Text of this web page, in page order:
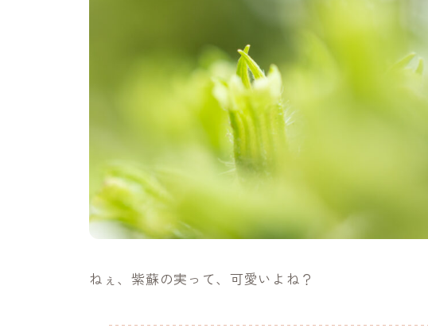
ねぇ、紫蘇の実って、可愛いよね？